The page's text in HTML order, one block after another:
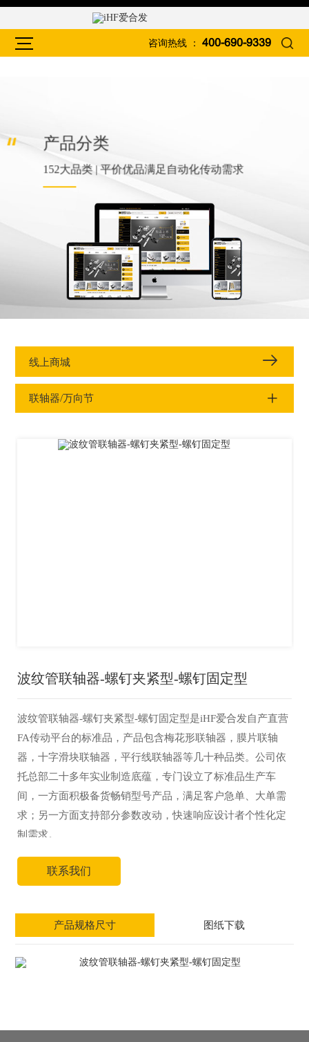
咨询热线 ： 400-690-9339
产品分类
152大品类 | 平价优品满足自动化传动需求
线上商城
联轴器/万向节
波纹管联轴器-螺钉夹紧型-螺钉固定型
波纹管联轴器-螺钉夹紧型-螺钉固定型是iHF爱合发自产直营
FA传动平台的标准品，产品包含梅花形联轴器，膜片联轴
器，十字滑块联轴器，平行线联轴器等几十种品类。公司依
托总部二十多年实业制造底蕴，专门设立了标准品生产车
间，一方面积极备货畅销型号产品，满足客户急单、大单需
求；另一方面支持部分参数改动，快速响应设计者个性化定
制需求。
联系我们
产品规格尺寸 图纸下载